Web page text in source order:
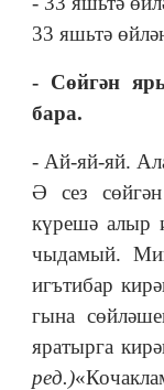
33 яшьтә
- Сөйгән
бара.
- Ай-яй-яй.
Ә сез
күрешә алыр
чыдамый.
игътибар
гына
яратырга
ред.)